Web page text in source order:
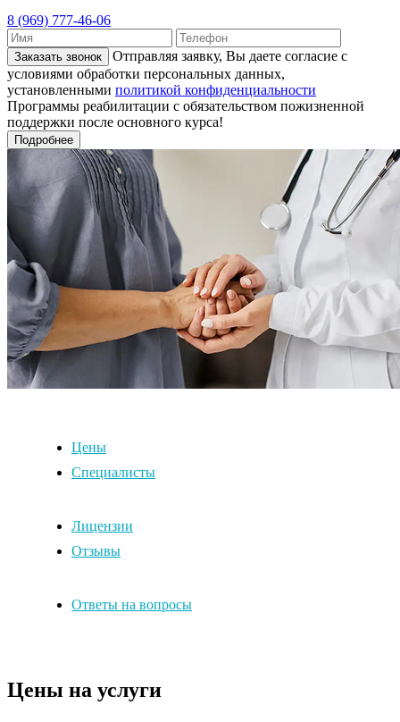
8 (969) 777-46-06
Заказать звонок
Отправляя заявку, Вы даете согласие с
условиями обработки персональных данных,
установленными политикой конфиденциальности
Программы реабилитации с обязательством пожизненной
поддержки после основного курса!
Подробнее
Цены
Специалисты
Лицензии
Отзывы
Ответы на вопросы
Цены на услуги